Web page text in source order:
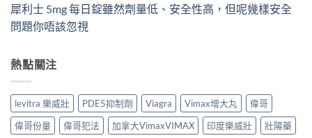
犀利士 5mg 每日錠雖然劑量低、安全性高，但呢幾樣安全
問題你唔該忽視
熱點關注
levitra 樂威壯 PDE5抑制劑 Viagra Vimax增大丸
偉哥
偉哥份量
偉哥犯法 加拿大VimaxVIMAX 印度樂威壯
壯陽藥